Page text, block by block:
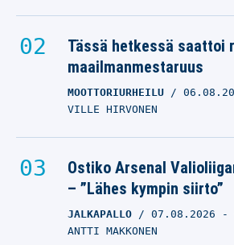
Tässä hetkessä saattoi
maailmanmestaruus
MOOTTORIURHEILU
VILLE HIRVONEN
Ostiko Arsenal
– ”Lähes kympin siirto”
JALKAPALLO 07.08.2026 -
ANTTI MAKKONEN